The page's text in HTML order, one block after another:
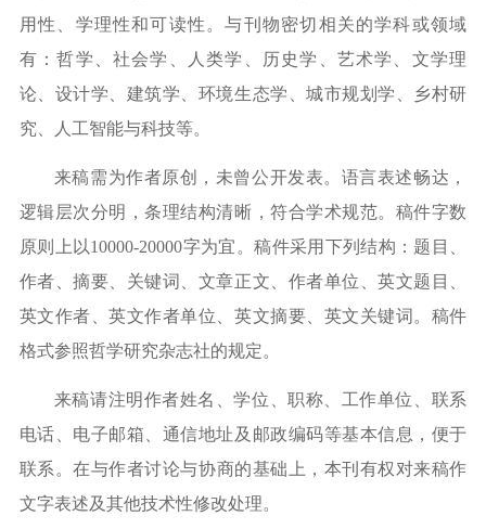
用性、学理性和可读性。与刊物密切相关的学科或领域
有：哲学、社会学、人类学、历史学、艺术学、文学理
论、设计学、建筑学、环境生态学、城市规划学、乡村研
究、人工智能与科技等。
来稿需为作者原创，未曾公开发表。语言表述畅达，
逻辑层次分明，条理结构清晰，符合学术规范。稿件字数
原则上以10000-20000字为宜。稿件采用下列结构：题目、
作者、摘要、关键词、文章正文、作者单位、英文题目、
英文作者、英文作者单位、英文摘要、英文关键词。稿件
格式参照哲学研究杂志社的规定。
来稿请注明作者姓名、学位、职称、工作单位、联系
电话、电子邮箱、通信地址及邮政编码等基本信息，便于
联系。在与作者讨论与协商的基础上，本刊有权对来稿作
文字表述及其他技术性修改处理。